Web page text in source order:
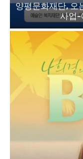
양평문화재단, 오
사업-